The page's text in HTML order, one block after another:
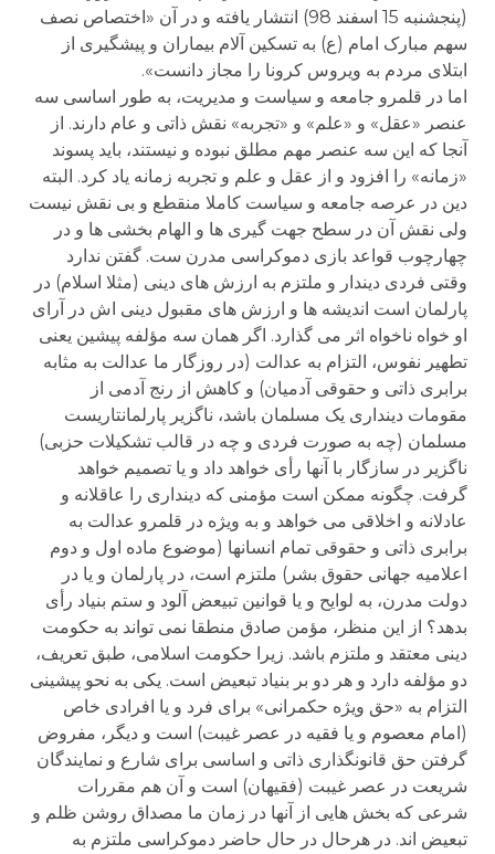
(پنجشنبه 15 اسفند 98) انتشار یافته و در آن «اختصاص نصف
سهم مبارک امام (ع) به تسکین آلام بیماران و پیشگیری از
ابتلای مردم به ویروس کرونا را مجاز دانست».
اما در قلمرو جامعه و سیاست و مدیریت، به طور اساسی سه
عنصر «عقل» و «علم» و «تجربه» نقش ذاتی و عام دارند. از
آنجا که این سه عنصر مهم مطلق نبوده و نیستند، باید پسوند
«زمانه» را افزود و از عقل و علم و تجربه زمانه یاد کرد. البته
دین در عرصه جامعه و سیاست کاملا منقطع و بی نقش نیست
ولی نقش آن در سطح جهت گیری ها و الهام بخشی ها و در
چهارچوب قواعد بازی دموکراسی مدرن ست. گفتن ندارد
وقتی فردی دیندار و ملتزم به ارزش های دینی (مثلا اسلام) در
پارلمان است اندیشه ها و ارزش های مقبول دینی اش در آرای
او خواه ناخواه اثر می گذارد. اگر همان سه مؤلفه پیشین یعنی
تطهیر نفوس، التزام به عدالت (در روزگار ما عدالت به مثابه
برابری ذاتی و حقوقی آدمیان) و کاهش از رنج آدمی از
مقومات دینداری یک مسلمان باشد، ناگزیر پارلمانتاریست
مسلمان (چه به صورت فردی و چه در قالب تشکیلات حزبی)
ناگزیر در سازگار با آنها رأی خواهد داد و یا تصمیم خواهد
گرفت. چگونه ممکن است مؤمنی که دینداری را عاقلانه و
عادلانه و اخلاقی می خواهد و به ویژه در قلمرو عدالت به
برابری ذاتی و حقوقی تمام انسانها (موضوع ماده اول و دوم
اعلامیه جهانی حقوق بشر) ملتزم است، در پارلمان و یا در
دولت مدرن، به لوایح و یا قوانین تبیعض آلود و ستم بنیاد رأی
بدهد؟ از این منظر، مؤمن صادق منطقا نمی تواند به حکومت
دینی معتقد و ملتزم باشد. زیرا حکومت اسلامی، طبق تعریف،
دو مؤلفه دارد و هر دو بر بنیاد تبعیض است. یکی به نحو پیشینی
التزام به «حق ویژه حکمرانی» برای فرد و یا افرادی خاص
(امام معصوم و یا فقیه در عصر غیبت) است و دیگر، مفروض
گرفتن حق قانونگذاری ذاتی و اساسی برای شارع و نمایندگان
شریعت در عصر غیبت (فقیهان) است و آن هم مقررات
شرعی که بخش هایی از آنها در زمان ما مصداق روشن ظلم و
تبعیض اند. در هرحال در حال حاضر دموکراسی ملتزم به